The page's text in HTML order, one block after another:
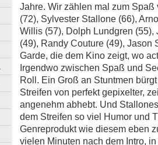
Jahre. Wir zählen mal zum
(72), Sylvester Stallone (66),
Willis (57), Dolph Lundgren
(49), Randy Couture (49), Jason
Garde, die dem Kino zeigt, wo
Irgendwo zwischen Spaß und
Roll. Ein Groß an Stuntmen
Streifen von perfekt gepixelter,
angenehm abhebt. Und
dem Streifen so viel Humor und
Genreprodukt wie diesem eben
vielen Minuten nach dem Intro,